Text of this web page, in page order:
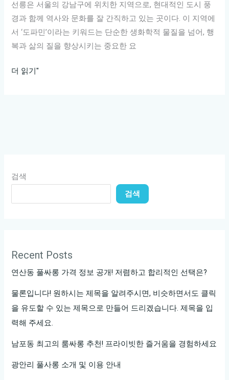
험!
선릉은 서울의 강남구에 위치한 지역으로, 현대적인 도시 풍
경과 함께 역사와 문화를 잘 간직하고 있는 곳이다. 이 지역에
서 ‘도파민’이라는 키워드는 단순한 생화학적 물질을 넘어, 행
복과 삶의 질을 향상시키는 중요한 요
선
을
한
정
더 읽기"
검색
검색
Recent Posts
연산동 풀싸롱 가격 정보 공개! 저렴하고 합리적인 선택은?
물론입니다! 원하시는 제목을 알려주시면, 비슷하면서도 클릭
을 유도할 수 있는 제목으로 만들어 드리겠습니다. 제목을 입
력해 주세요.
남포동 최고의 룸싸롱 추천! 프라이빗한 즐거움을 경험하세요
광안리 풀사롱 소개 및 이용 안내